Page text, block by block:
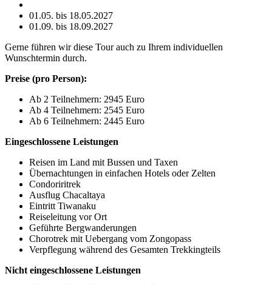
01.05. bis 18.05.2027
01.09. bis 18.09.2027
Gerne führen wir diese Tour auch zu Ihrem individuellen
Wunschtermin durch.
Preise (pro Person):
Ab 2 Teilnehmern: 2945 Euro
Ab 4 Teilnehmern: 2545 Euro
Ab 6 Teilnehmern: 2445 Euro
Eingeschlossene Leistungen
Reisen im Land mit Bussen und Taxen
Übernachtungen in einfachen Hotels oder Zelten
Condoriritrek
Ausflug Chacaltaya
Eintritt Tiwanaku
Reiseleitung vor Ort
Geführte Bergwanderungen
Chorotrek mit Uebergang vom Zongopass
Verpflegung während des Gesamten Trekkingteils
Nicht eingeschlossene Leistungen